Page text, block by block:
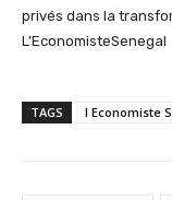
privés dans la
L’EconomisteSenegal
TAGS l Economiste